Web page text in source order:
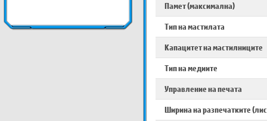
Памет (максимална)
Тип на мастилата
Капацитет на мастилниците
Тип на медиите
Управление на печата
Ширина на разпечатките